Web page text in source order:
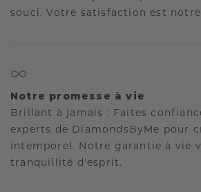
souci. Votre satisfaction est
Notre promesse à vie
Brillant à jamais : Faites
experts de DiamondsByMe pour
intemporel. Notre garantie à vie
tranquillité d'esprit.